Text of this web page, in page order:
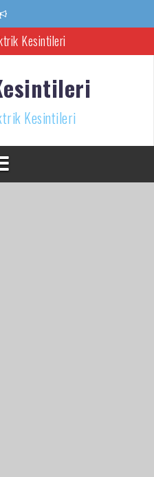
Kesintileri
Haber Kaynağı
Kesintisi
Kesintileri